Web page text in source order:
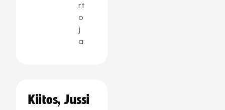
rt
o
j
a:
Kiitos, Jussi